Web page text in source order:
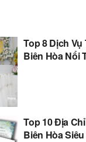
Top 8 Dịch Vụ
Biên Hòa Nổi
Top 10 Địa
Biên Hòa